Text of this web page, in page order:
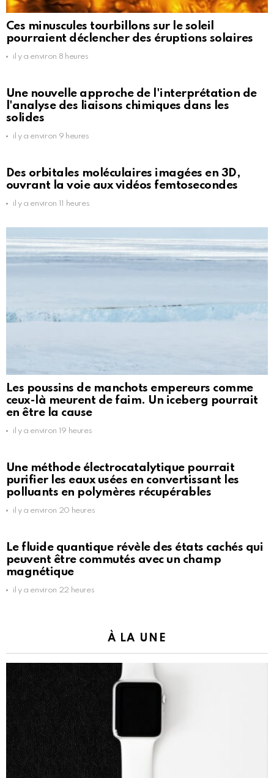
Ces minuscules tourbillons sur le soleil
pourraient déclencher des éruptions solaires
il y a environ 8 heures
Une nouvelle approche de l'interprétation de
l'analyse des liaisons chimiques dans les
solides
il y a environ 9 heures
Des orbitales moléculaires imagées en 3D,
ouvrant la voie aux vidéos femtosecondes
il y a environ 11 heures
Les poussins de manchots empereurs comme
ceux-là meurent de faim. Un iceberg pourrait
en être la cause
il y a environ 19 heures
Une méthode électrocatalytique pourrait
purifier les eaux usées en convertissant les
polluants en polymères récupérables
il y a environ 20 heures
Le fluide quantique révèle des états cachés qui
peuvent être commutés avec un champ
magnétique
il y a environ 22 heures
À LA UNE